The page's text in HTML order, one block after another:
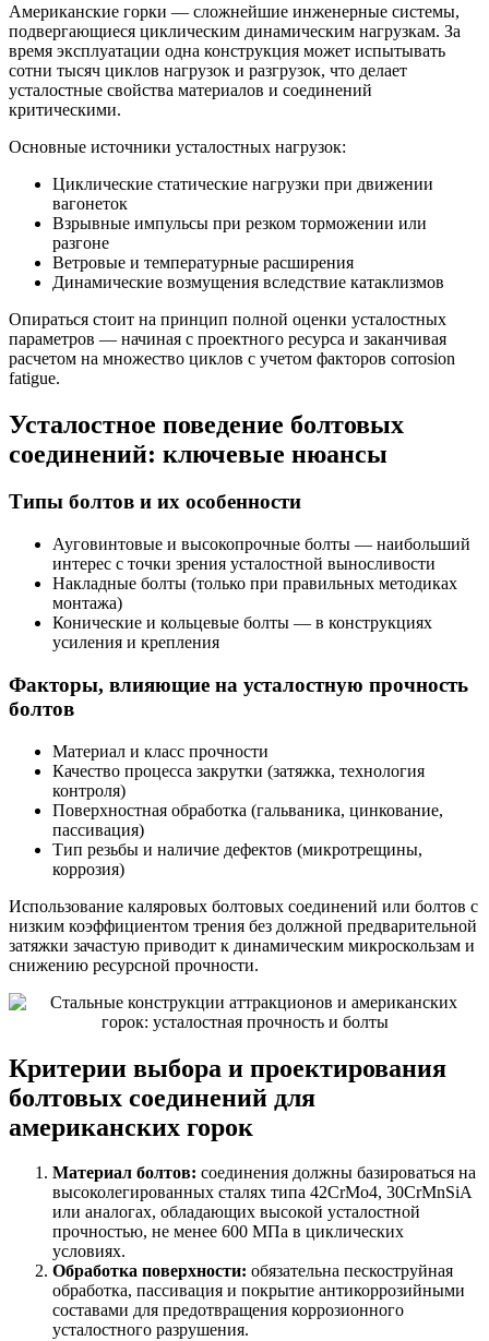
Американские горки — сложнейшие инженерные системы,
подвергающиеся циклическим динамическим нагрузкам. За
время эксплуатации одна конструкция может испытывать
сотни тысяч циклов нагрузок и разгрузок, что делает
усталостные свойства материалов и соединений
критическими.
Основные источники усталостных нагрузок:
Циклические статические нагрузки при движении
вагонеток
Взрывные импульсы при резком торможении или
разгоне
Ветровые и температурные расширения
Динамические возмущения вследствие катаклизмов
Опираться стоит на принцип полной оценки усталостных
параметров — начиная с проектного ресурса и заканчивая
расчетом на множество циклов с учетом факторов corrosion
fatigue.
Усталостное поведение болтовых
соединений: ключевые нюансы
Типы болтов и их особенности
Ауговинтовые и высокопрочные болты — наибольший
интерес с точки зрения усталостной выносливости
Накладные болты (только при правильных методиках
монтажа)
Конические и кольцевые болты — в конструкциях
усиления и крепления
Факторы, влияющие на усталостную прочность
болтов
Материал и класс прочности
Качество процесса закрутки (затяжка, технология
контроля)
Поверхностная обработка (гальваника, цинкование,
пассивация)
Тип резьбы и наличие дефектов (микротрещины,
коррозия)
Использование каляровых болтовых соединений или болтов с
низким коэффициентом трения без должной предварительной
затяжки зачастую приводит к динамическим микроскользам и
снижению ресурсной прочности.
Критерии выбора и проектирования
болтовых соединений для
американских горок
Материал болтов: соединения должны базироваться на
высоколегированных сталях типа 42CrMo4, 30CrMnSiA
или аналогах, обладающих высокой усталостной
прочностью, не менее 600 МПа в циклических
условиях.
Обработка поверхности: обязательна пескоструйная
обработка, пассивация и покрытие антикоррозийными
составами для предотвращения коррозионного
усталостного разрушения.